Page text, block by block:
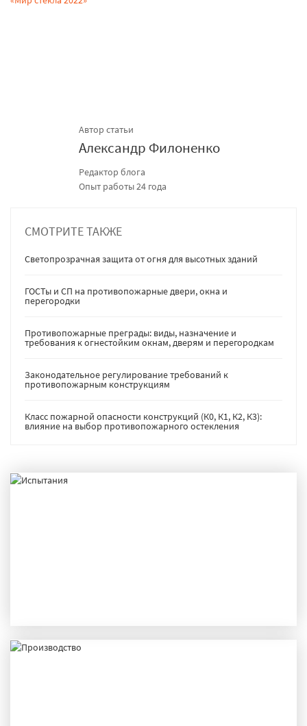
Автор статьи
Александр Филоненко
Редактор блога
Опыт работы 24 года
СМОТРИТЕ ТАКЖЕ
Светопрозрачная защита от огня для высотных зданий
ГОСТы и СП на противопожарные двери, окна и
перегородки
Противопожарные преграды: виды, назначение и
требования к огнестойким окнам, дверям и перегородкам
Законодательное регулирование требований к
противопожарным конструкциям
Класс пожарной опасности конструкций (К0, К1, К2, К3):
влияние на выбор противопожарного остекления